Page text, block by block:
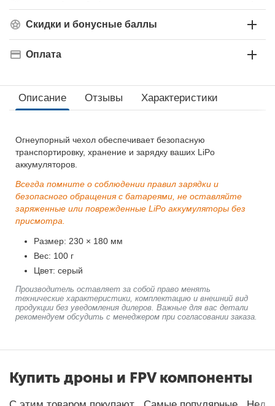
Скидки и бонусные баллы
Оплата
Описание Отзывы Характеристики
Огнеупорный чехол обеспечивает безопасную
транспортировку, хранение и зарядку ваших LiPo
аккумуляторов.
Всегда помните о соблюдении правил зарядки и
безопасного обращения с батареями, не оставляйте
заряженные или поврежденные LiPo аккумуляторы без
присмотра.
Размер: 230 × 180 мм
Вес: 100 г
Цвет: серый
Производитель оставляет за собой право менять
технические характеристики, комплектацию и внешний вид
продукции без уведомления дилеров. Важные для вас детали
рекомендуем обсудить с менеджером при согласовании заказа.
Купить дроны и FPV компоненты